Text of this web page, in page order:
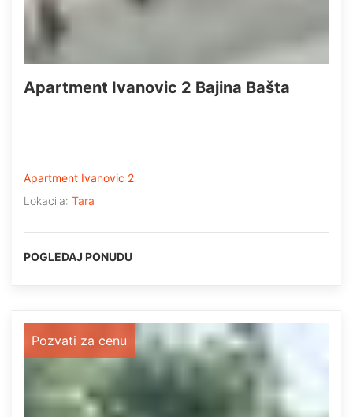
Apartment Ivanovic 2 Bajina Bašta
Apartment Ivanovic 2
Lokacija: Tara
POGLEDAJ PONUDU
Pozvati za cenu